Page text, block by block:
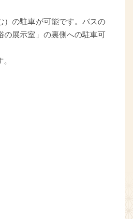
の駐車が可能です。バスの
の展示室」の裏側への駐車可